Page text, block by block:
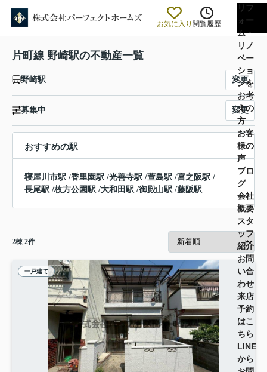
お気に入り 閲覧履歴
リフ
ォー
ム・
リノ
ベー
ショ
ンを
お考
えの
方
お客
様の
声
ブロ
グ
会社
概要
スタ
ッフ
紹介
お問
い合
わせ
来店
予約
はこ
ちら
LINE
から
片町線 野崎駅の不動産一覧
野崎駅 変更
募集中 変更
おすすめの駅
寝屋川市駅 /香里園駅 /光善寺駅 /萱島駅 /宮之阪駅 /
長尾駅 /枚方公園駅 /大和田駅 /御殿山駅 /藤阪駅
2棟 2件
一戸建て